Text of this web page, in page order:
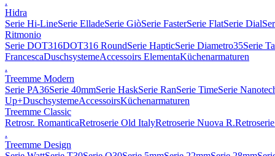
Hidra
Serie Hi-LineSerie ElladeSerie GiòSerie FasterSerie FlatSerie Dial
Ritmonio
Serie DOT316DOT316 RoundSerie HapticSerie Diametro35Serie
FrancescaDuschsystemeAccessoirs ElementaKüchenarmaturen
.
Treemme Modern
Serie PA36Serie 40mmSerie HaskSerie RanSerie TimeSerie
Up+DuschsystemeAccessoirsKüchenarmaturen
Treemme Classic
Retrosr. RomanticaRetroserie Old ItalyRetroserie Nuova R.
.
Treemme Design